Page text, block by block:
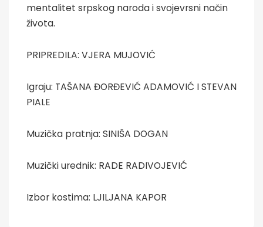
mentalitet srpskog naroda i svojevrsni način
života.
PRIPREDILA: VJERA MUJOVIĆ
Igraju: TAŠANA ĐORĐEVIĆ ADAMOVIĆ I STEVAN
PIALE
Muzička pratnja: SINIŠA DOGAN
Muzički urednik: RADE RADIVOJEVIĆ
Izbor kostima: LJILJANA KAPOR